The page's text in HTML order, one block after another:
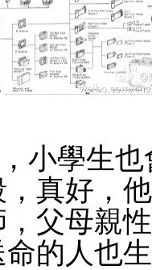
小學生
真好，
父母親
的人也